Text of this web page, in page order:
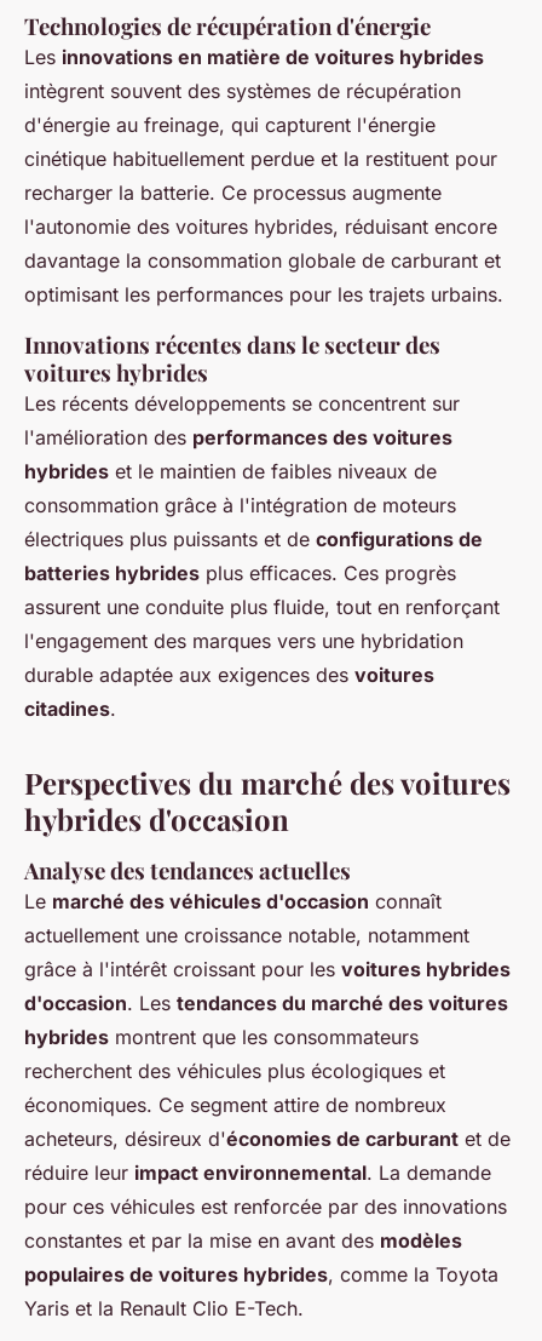
Technologies de récupération d'énergie
Les innovations en matière de voitures hybrides
intègrent souvent des systèmes de récupération
d'énergie au freinage, qui capturent l'énergie
cinétique habituellement perdue et la restituent pour
recharger la batterie. Ce processus augmente
l'autonomie des voitures hybrides, réduisant encore
davantage la consommation globale de carburant et
optimisant les performances pour les trajets urbains.
Innovations récentes dans le secteur des
voitures hybrides
Les récents développements se concentrent sur
l'amélioration des performances des voitures
hybrides et le maintien de faibles niveaux de
consommation grâce à l'intégration de moteurs
électriques plus puissants et de configurations de
batteries hybrides plus efficaces. Ces progrès
assurent une conduite plus fluide, tout en renforçant
l'engagement des marques vers une hybridation
durable adaptée aux exigences des voitures
citadines.
Perspectives du marché des voitures
hybrides d'occasion
Analyse des tendances actuelles
Le marché des véhicules d'occasion connaît
actuellement une croissance notable, notamment
grâce à l'intérêt croissant pour les voitures hybrides
d'occasion. Les tendances du marché des voitures
hybrides montrent que les consommateurs
recherchent des véhicules plus écologiques et
économiques. Ce segment attire de nombreux
acheteurs, désireux d'économies de carburant et de
réduire leur impact environnemental. La demande
pour ces véhicules est renforcée par des innovations
constantes et par la mise en avant des modèles
populaires de voitures hybrides, comme la Toyota
Yaris et la Renault Clio E-Tech.